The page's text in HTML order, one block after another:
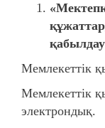
«
Мемлекеттік
Мемлекеттік
электрондық.